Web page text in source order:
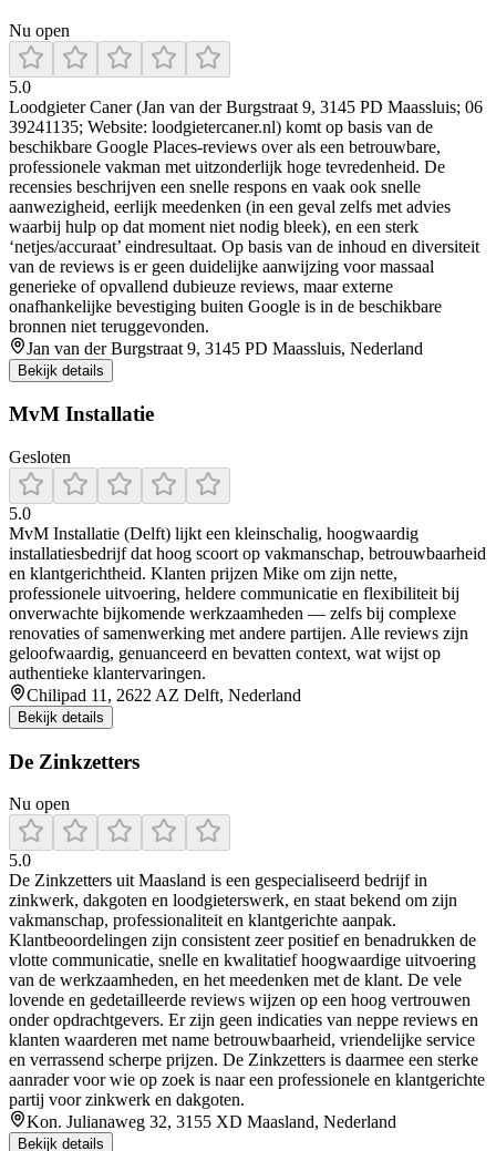
Nu open
5.0
Loodgieter Caner (Jan van der Burgstraat 9, 3145 PD Maassluis; 06
39241135; Website: loodgietercaner.nl) komt op basis van de
beschikbare Google Places-reviews over als een betrouwbare,
professionele vakman met uitzonderlijk hoge tevredenheid. De
recensies beschrijven een snelle respons en vaak ook snelle
aanwezigheid, eerlijk meedenken (in een geval zelfs met advies
waarbij hulp op dat moment niet nodig bleek), en een sterk
‘netjes/accuraat’ eindresultaat. Op basis van de inhoud en diversiteit
van de reviews is er geen duidelijke aanwijzing voor massaal
generieke of opvallend dubieuze reviews, maar externe
onafhankelijke bevestiging buiten Google is in de beschikbare
bronnen niet teruggevonden.
Jan van der Burgstraat 9, 3145 PD Maassluis, Nederland
Bekijk details
MvM Installatie
Gesloten
5.0
MvM Installatie (Delft) lijkt een kleinschalig, hoogwaardig
installatiesbedrijf dat hoog scoort op vakmanschap, betrouwbaarheid
en klantgerichtheid. Klanten prijzen Mike om zijn nette,
professionele uitvoering, heldere communicatie en flexibiliteit bij
onverwachte bijkomende werkzaamheden — zelfs bij complexe
renovaties of samenwerking met andere partijen. Alle reviews zijn
geloofwaardig, genuanceerd en bevatten context, wat wijst op
authentieke klantervaringen.
Chilipad 11, 2622 AZ Delft, Nederland
Bekijk details
De Zinkzetters
Nu open
5.0
De Zinkzetters uit Maasland is een gespecialiseerd bedrijf in
zinkwerk, dakgoten en loodgieterswerk, en staat bekend om zijn
vakmanschap, professionaliteit en klantgerichte aanpak.
Klantbeoordelingen zijn consistent zeer positief en benadrukken de
vlotte communicatie, snelle en kwalitatief hoogwaardige uitvoering
van de werkzaamheden, en het meedenken met de klant. De vele
lovende en gedetailleerde reviews wijzen op een hoog vertrouwen
onder opdrachtgevers. Er zijn geen indicaties van neppe reviews en
klanten waarderen met name betrouwbaarheid, vriendelijke service
en verrassend scherpe prijzen. De Zinkzetters is daarmee een sterke
aanrader voor wie op zoek is naar een professionele en klantgerichte
partij voor zinkwerk en dakgoten.
Kon. Julianaweg 32, 3155 XD Maasland, Nederland
Bekijk details